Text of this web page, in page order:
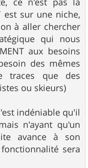
est sur une niche,
à aller chercher
qui nous
aux besoins
des mêmes
traces que des
ou skieurs)
indéniable qu'il
n'ayant qu'un
avance à son
sera